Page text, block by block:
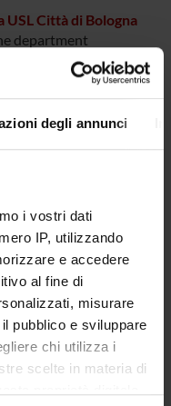
degli annunci
i vostri dati
IP, utilizzando
e accedere
al fine di
misurare
pubblico e sviluppare
chi utilizza i
scelte in materia di
USL Città di Bologna
department